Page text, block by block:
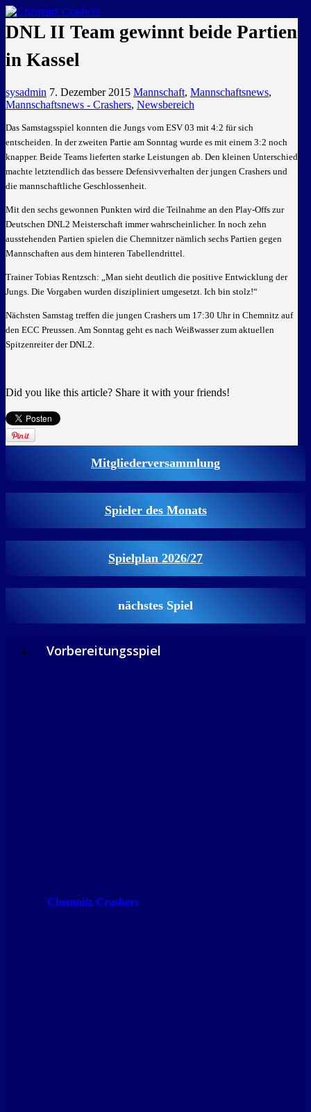
GEMEINSAM EINE LEIDENSCHAFT
DNL II Team gewinnt beide Partien
in Kassel
sysadmin 7. Dezember 2015 Mannschaft, Mannschaftsnews,
Mannschaftsnews - Crashers, Newsbereich
Das Samstagsspiel konnten die Jungs vom ESV 03 mit 4:2 für sich
entscheiden. In der zweiten Partie am Sonntag wurde es mit einem 3:2 noch
knapper. Beide Teams lieferten starke Leistungen ab. Den kleinen Unterschied
machte letztendlich das bessere Defensivverhalten der jungen Crashers und
die mannschaftliche Geschlossenheit.
Mit den sechs gewonnen Punkten wird die Teilnahme an den Play-Offs zur
Deutschen DNL2 Meisterschaft immer wahrscheinlicher. In noch zehn
ausstehenden Partien spielen die Chemnitzer nämlich sechs Partien gegen
Mannschaften aus dem hinteren Tabellendrittel.
Trainer Tobias Rentzsch: „Man sieht deutlich die positive Entwicklung der
Jungs. Die Vorgaben wurden diszipliniert umgesetzt. Ich bin stolz!“
Nächsten Samstag treffen die jungen Crashers um 17:30 Uhr in Chemnitz auf
den ECC Preussen. Am Sonntag geht es nach Weißwasser zum aktuellen
Spitzenreiter der DNL2.
Did you like this article? Share it with your friends!
Mitgliederversammlung
Spieler des Monats
Spielplan 2026/27
nächstes Spiel
Vorbereitungsspiel
Chemnitz Crashers